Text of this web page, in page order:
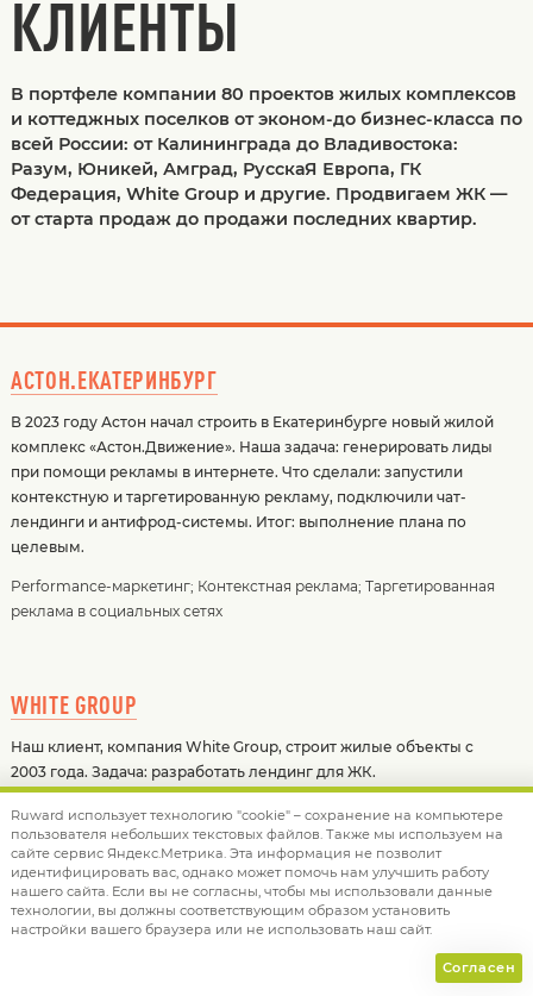
КЛИЕНТЫ
В портфеле компании 80 проектов жилых комплексов
и коттеджных поселков от эконом-до бизнес-класса по
всей России: от Калининграда до Владивостока:
Разум, Юникей, Амград, РусскаЯ Европа, ГК
Федерация, White Group и другие. Продвигаем ЖК —
от старта продаж до продажи последних квартир.
АСТОН.ЕКАТЕРИНБУРГ
В 2023 году Астон начал строить в Екатеринбурге новый жилой
комплекс «Астон.Движение». Наша задача: генерировать лиды
при помощи рекламы в интернете. Что сделали: запустили
контекстную и таргетированную рекламу, подключили чат-
лендинги и антифрод-системы. Итог: выполнение плана по
целевым.
Performance-маркетинг; Контекстная реклама; Таргетированная
реклама в социальных сетях
WHITE GROUP
Наш клиент, компания White Group, строит жилые объекты с
2003 года. Задача: разработать лендинг для ЖК.
Итог: лендинг на платформе Tilda с анимацией. Часть
анимации мы реализовали с помощью функционала Tilda, а
часть разработали вручную — написали код на HTML.
Разработка сайтов
Ruward использует технологию "cookie" – сохранение на компьютере
пользователя небольших текстовых файлов. Также мы используем на
сайте сервис Яндекс.Метрика. Эта информация не позволит
идентифицировать вас, однако может помочь нам улучшить работу
нашего сайта. Если вы не согласны, чтобы мы использовали данные
технологии, вы должны соответствующим образом установить
настройки вашего браузера или не использовать наш сайт.
Согласен